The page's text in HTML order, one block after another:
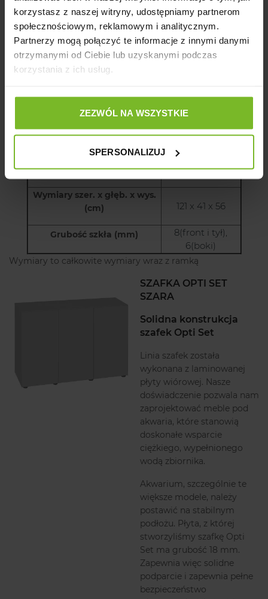
korzystasz z naszej witryny, udostępniamy partnerom
społecznościowym, reklamowym i analitycznym.
Partnerzy mogą połączyć te informacje z innymi danymi
otrzymanymi od Ciebie lub uzyskanymi podczas
korzystania z ich usług.
ZEZWÓL NA WSZYSTKIE
SPERSONALIZUJ
Ostrzeżenie:
Produkt częściowo wykonany ze szkła, zawiera elementy
ruchome mogące stanowić zagrożenie.
Parametry:
Pojemność akwarium (L)
(W)
Wymiary szer. x głęb. x wys.
(cm)
121 x 41 x 56
Grubość szkła (mm)
8(front i tył),
6(boki)
Wymiary to całkowite wymiary wraz z ramką
SZAFKA OPTI SET
SZARA
Solidna konstrukcja
szafek Opti Set
Linia szafek została
wykonana z laminowanej
płyty wiórowej. Nasze
doświadczenie pozwala nam
zaprojektować meble pod
akwaria, które stanowią
doskonałe wsparcie
ciężkiego, wypełnionego
wodą zbiornika.
Akwarium, szczególnie te
większe modele, należy
postawić na stabilnym
podłożu. Płyta, z której
stworzyliśmy szafkę Opti
Set ma grubość 18 mm.
Zapewnia więc solidne
podparcie i zapewnia pełne
bezpieczeństwo